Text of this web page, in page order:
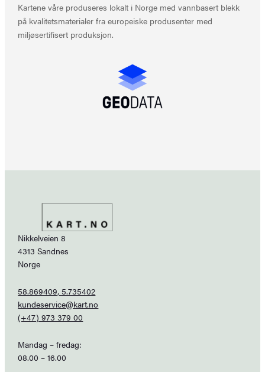
Kartene våre produseres lokalt i Norge med vannbasert blekk
på kvalitetsmaterialer fra europeiske produsenter med
miljøsertifisert produksjon.
Nikkelveien 8
4313 Sandnes
Norge
58.869409, 5.735402
kundeservice@kart.no
(+47) 973 379 00
Mandag – fredag:
08.00 – 16.00